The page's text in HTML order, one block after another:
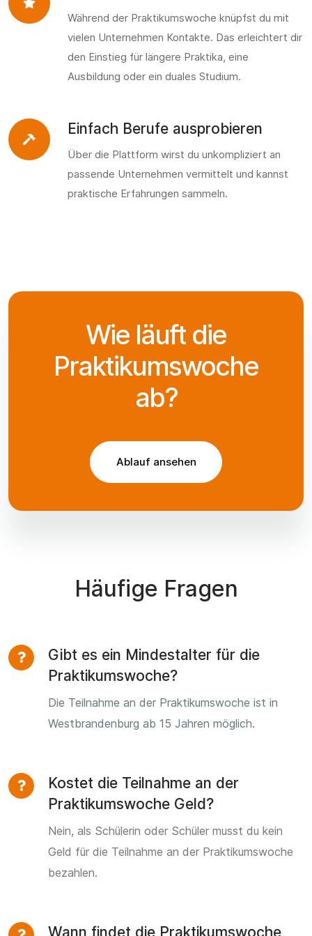
Während der Praktikumswoche knüpfst du mit
vielen Unternehmen Kontakte. Das erleichtert dir
den Einstieg für längere Praktika, eine
Ausbildung oder ein duales Studium.
Einfach Berufe ausprobieren
Über die Plattform wirst du unkompliziert an
passende Unternehmen vermittelt und kannst
praktische Erfahrungen sammeln.
Wie läuft die
Praktikumswoche
ab?
Ablauf ansehen
Häufige Fragen
Gibt es ein Mindestalter für die
Praktikumswoche?
Die Teilnahme an der Praktikumswoche ist in
Westbrandenburg ab 15 Jahren möglich.
Kostet die Teilnahme an der
Praktikumswoche Geld?
Nein, als Schülerin oder Schüler musst du kein
Geld für die Teilnahme an der Praktikumswoche
bezahlen.
Wann findet die Praktikumswoche